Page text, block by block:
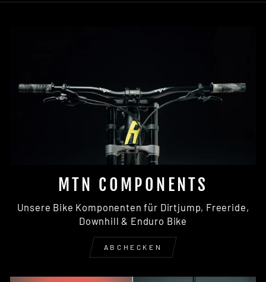
MTN COMPONENTS
Unsere Bike Komponenten für Dirtjump, Freeride,
Downhill & Enduro Bike
ABCHECKEN